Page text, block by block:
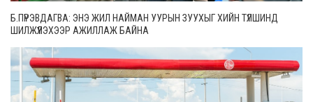
Б.ПҮРЭВДАГВА: ЭНЭ ЖИЛ НАЙМАН УУРЫН ЗУУХЫГ ХИЙН ТҮЛШИНД
ШИЛЖҮҮЛЭХЭЭР АЖИЛЛАЖ БАЙНА